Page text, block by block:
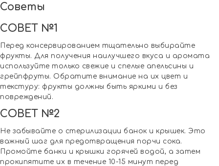
Советы
СОВЕТ №1
Перед консервированием тщательно выбирайте
фрукты. Для получения наилучшего вкуса и аромата
используйте только свежие и спелые апельсины и
грейпфруты. Обратите внимание на их цвет и
текстуру: фрукты должны быть яркими и без
повреждений.
СОВЕТ №2
Не забывайте о стерилизации банок и крышек. Это
важный шаг для предотвращения порчи сока.
Промойте банки и крышки горячей водой, а затем
прокипятите их в течение 10-15 минут перед